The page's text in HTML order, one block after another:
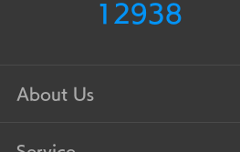
12938
About Us